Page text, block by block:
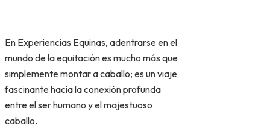
En Experiencias Equinas, adentrarse en el
mundo de la equitación es mucho más que
simplemente montar a caballo; es un viaje
fascinante hacia la conexión profunda
entre el ser humano y el majestuoso
caballo.